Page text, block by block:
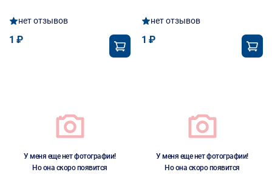
нет отзывов
1 ₽
нет отзывов
1 ₽
У меня еще нет фотографии!
Но она скоро появится
У меня еще нет фотографии!
Но она скоро появится